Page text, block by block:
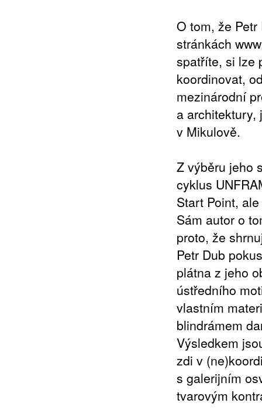
O tom, že
stránkách
spatříte, si lze
koordinovat,
mezinárodní
a architektury,
v Mikulově.
Z výběru jeho
cyklus
Start Point,
Sám autor o
proto, že
Petr Dub
plátna z jeho
ústředního
vlastním
blindrámem
Výsledkem
zdi v
s galerijním
tvarovým